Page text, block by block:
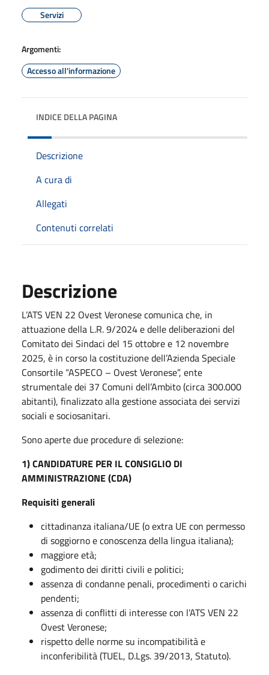
Servizi
Argomenti:
Accesso all'informazione
INDICE DELLA PAGINA
Descrizione
A cura di
Allegati
Contenuti correlati
Descrizione
L’ATS VEN 22 Ovest Veronese comunica che, in
attuazione della L.R. 9/2024 e delle deliberazioni del
Comitato dei Sindaci del 15 ottobre e 12 novembre
2025, è in corso la costituzione dell’Azienda Speciale
Consortile “ASPECO – Ovest Veronese”, ente
strumentale dei 37 Comuni dell’Ambito (circa 300.000
abitanti), finalizzato alla gestione associata dei servizi
sociali e sociosanitari.
Sono aperte due procedure di selezione:
1) CANDIDATURE PER IL CONSIGLIO DI
AMMINISTRAZIONE (CDA)
Requisiti generali
cittadinanza italiana/UE (o extra UE con permesso
di soggiorno e conoscenza della lingua italiana);
maggiore età;
godimento dei diritti civili e politici;
assenza di condanne penali, procedimenti o carichi
pendenti;
assenza di conflitti di interesse con l’ATS VEN 22
Ovest Veronese;
rispetto delle norme su incompatibilità e
inconferibilità (TUEL, D.Lgs. 39/2013, Statuto).